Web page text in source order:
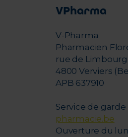
VPharma
V-Pharma
Pharmacien
rue de Limbourg,
4800 Verviers
APB 637910
Service de garde
pharmacie.be
Ouverture du